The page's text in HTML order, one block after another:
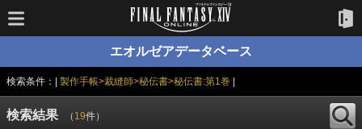
エオルゼアデータベース
検索条件：| 製作手帳>裁縫師>秘伝書>秘伝書:第1巻
検索結果 （ 19件）